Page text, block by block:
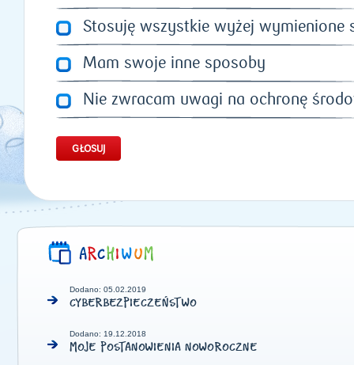
Stosuję wszystkie wyżej wymienione
Mam swoje inne sposoby
Nie zwracam uwagi na ochronę
Dodano: 05.02.2019
CYBERBEZPIECZEŃSTWO
Dodano: 19.12.2018
MOJE POSTANOWIENIA NOWOROCZNE